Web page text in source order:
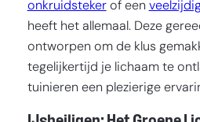
onkruidstekerof een
heeft het allemaal. Deze
ontworpen om de klus
tegelijkertijd je lichaam te
tuinieren een plezierige